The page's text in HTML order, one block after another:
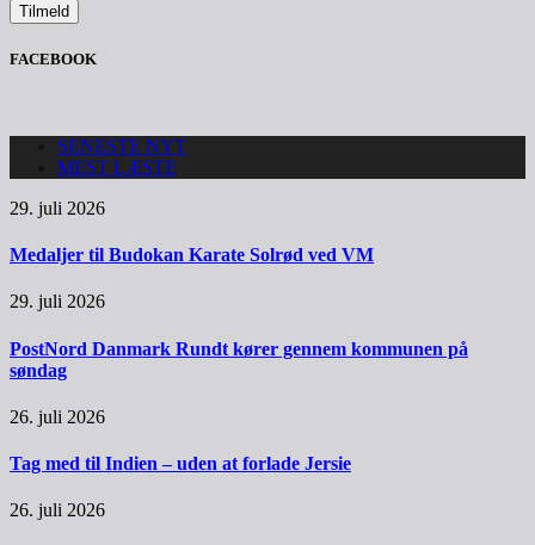
FACEBOOK
SENESTE NYT
MEST LÆSTE
29. juli 2026
Medaljer til Budokan Karate Solrød ved VM
29. juli 2026
PostNord Danmark Rundt kører gennem kommunen på
søndag
26. juli 2026
Tag med til Indien – uden at forlade Jersie
26. juli 2026